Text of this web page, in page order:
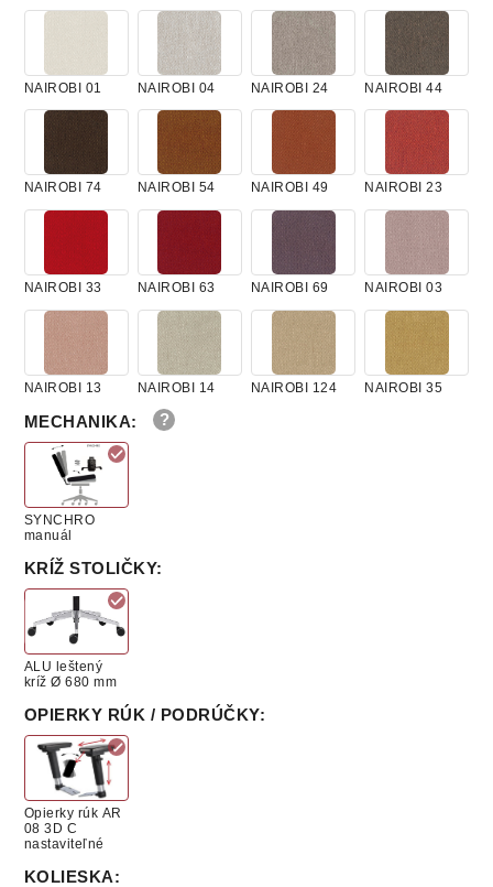
NAIROBI 01 NAIROBI 04 NAIROBI 24 NAIROBI 44
NAIROBI 74 NAIROBI 54 NAIROBI 49 NAIROBI 23
NAIROBI 33 NAIROBI 63 NAIROBI 69 NAIROBI 03
NAIROBI 13 NAIROBI 14 NAIROBI 124 NAIROBI 35
NAIROBI 25
NAIROBI 18
NAIROBI 67
NAIROBI 07
MECHANIKA:
SYNCHRO
manuál
KRÍŽ STOLIČKY:
ALU leštený
kríž Ø 680 mm
OPIERKY RÚK / PODRÚČKY:
Opierky rúk AR
08 3D C
nastaviteľné
KOLIESKA: